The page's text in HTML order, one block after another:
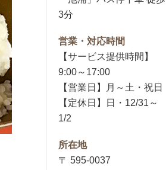
3分
営業・対応時間
【サービス提供時間】
9:00～17:00
【営業日】月～土・祝日
【定休日】日・12/31～
1/2
所在地
〒 595-0037